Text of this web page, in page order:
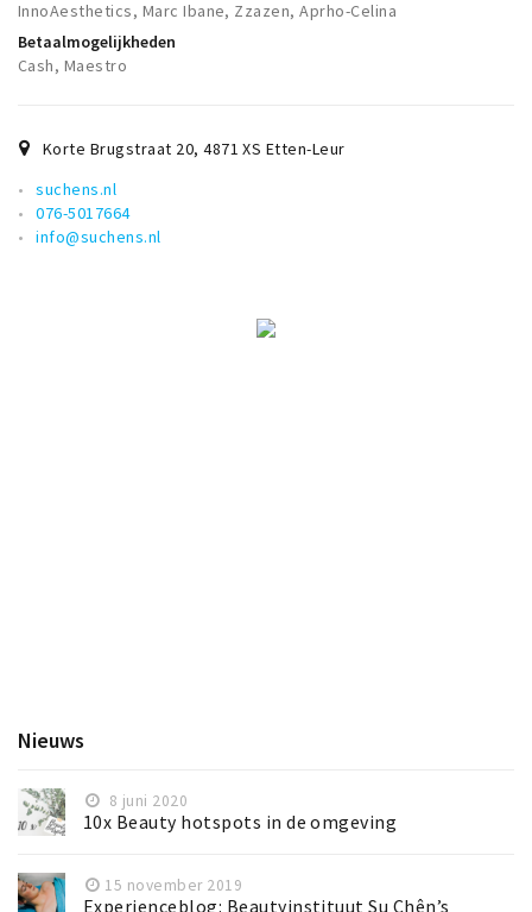
InnoAesthetics, Marc Ibane, Zzazen, Aprho-Celina
Betaalmogelijkheden
Cash, Maestro
Korte Brugstraat 20,4871 XS Etten-Leur
suchens.nl
076-5017664
info@suchens.nl
Nieuws
8 juni 2020
10x Beauty hotspots in de omgeving
15 november 2019
Experienceblog: Beautyinstituut Su Chên’s